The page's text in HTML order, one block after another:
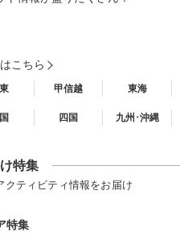
こちら
甲信越 東海
四国 九州･沖縄
特集
クティビティ情報をお届け
特集